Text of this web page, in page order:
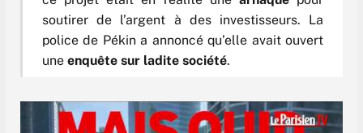
soutirer de l’argent à des investisseurs. La
police de Pékin a annoncé qu’elle avait ouvert
une enquête sur ladite société.